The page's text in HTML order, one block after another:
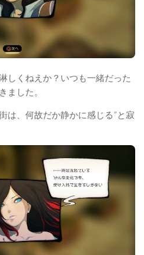
しくねえか？いつも一緒だった
ました。
は、何故だか静かに感じる”と寂